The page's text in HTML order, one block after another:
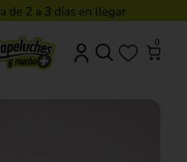
de 2 a 3 días en llegar
0